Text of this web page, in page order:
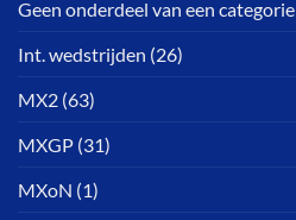
Geen onderdeel van een categorie
Int. wedstrijden (26)
MX2 (63)
MXGP (31)
MXoN (1)